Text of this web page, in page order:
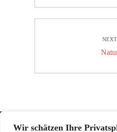
Wir schätzen Ihre
NEXT
Next